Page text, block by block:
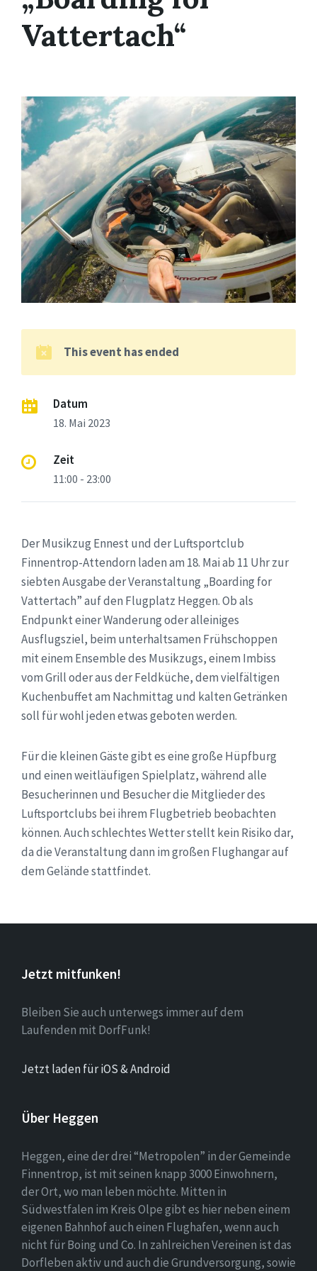
Vattertach“
This event has ended
Datum
18. Mai 2023
Zeit
11:00 - 23:00
Der Musikzug Ennest und der Luftsportclub
Finnentrop-Attendorn laden am 18. Mai ab 11 Uhr zur
siebten Ausgabe der Veranstaltung „Boarding for
Vattertach” auf den Flugplatz Heggen. Ob als
Endpunkt einer Wanderung oder alleiniges
Ausflugsziel, beim unterhaltsamen Frühschoppen
mit einem Ensemble des Musikzugs, einem Imbiss
vom Grill oder aus der Feldküche, dem vielfältigen
Kuchenbuffet am Nachmittag und kalten Getränken
soll für wohl jeden etwas geboten werden.
Für die kleinen Gäste gibt es eine große Hüpfburg
und einen weitläufigen Spielplatz, während alle
Besucherinnen und Besucher die Mitglieder des
Luftsportclubs bei ihrem Flugbetrieb beobachten
können. Auch schlechtes Wetter stellt kein Risiko dar,
da die Veranstaltung dann im großen Flughangar auf
dem Gelände stattfindet.
Jetzt mitfunken!
Bleiben Sie auch unterwegs immer auf dem
Laufenden mit DorfFunk!
Jetzt laden für iOS & Android
Über Heggen
Heggen, eine der drei “Metropolen” in der Gemeinde
Finnentrop, ist mit seinen knapp 3000 Einwohnern,
der Ort, wo man leben möchte. Mitten in
Südwestfalen im Kreis Olpe gibt es hier neben einem
eigenen Bahnhof auch einen Flughafen, wenn auch
nicht für Boing und Co. In zahlreichen Vereinen ist das
Dorfleben aktiv und auch die Grundversorgung, sowie